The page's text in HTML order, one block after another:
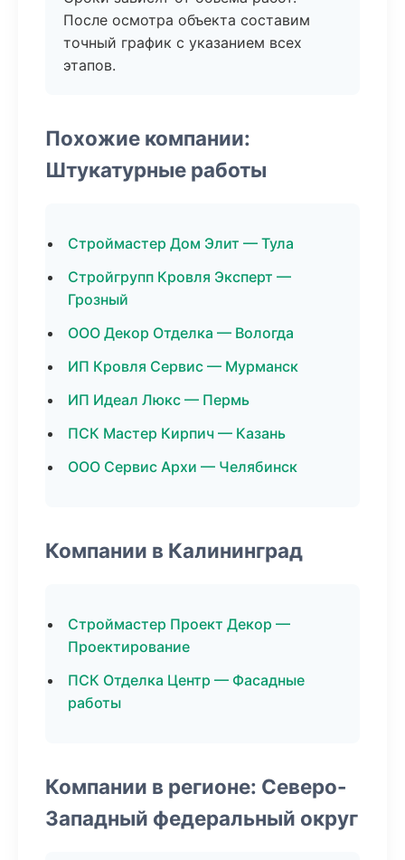
После осмотра объекта составим
точный график с указанием всех
этапов.
Похожие компании:
Штукатурные работы
Строймастер Дом Элит — Тула
Стройгрупп Кровля Эксперт —
Грозный
ООО Декор Отделка — Вологда
ИП Кровля Сервис — Мурманск
ИП Идеал Люкс — Пермь
ПСК Мастер Кирпич — Казань
ООО Сервис Архи — Челябинск
Компании в Калининград
Строймастер Проект Декор —
Проектирование
ПСК Отделка Центр — Фасадные
работы
Компании в регионе: Северо-
Западный федеральный округ